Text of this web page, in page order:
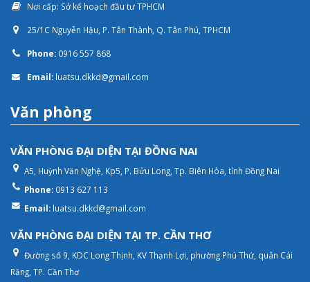
Nơi cấp: Sở kế hoạch đầu tư TPHCM
25/1C Nguyễn Hậu, P. Tân Thành, Q. Tân Phú, TPHCM
Phone: 0916 557 868
Email: luatsu.dkkd@gmail.com
Văn phòng
VĂN PHÒNG ĐẠI DIỆN TẠI ĐỒNG NAI
A5, Huỳnh Văn Nghệ, Kp5, P. Bửu Long, Tp. Biên Hòa, tỉnh Đồng Nai
Phone: 0913 627 113
Email: luatsu.dkkd@gmail.com
VĂN PHÒNG ĐẠI DIỆN TẠI TP. CẦN THƠ
Đường số 9, KDC Long Thịnh, KV Thạnh Lợi, phường Phú Thứ, quân Cái
Răng, TP. Cần Thơ